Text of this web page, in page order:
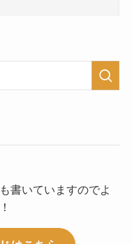
書いていますのでよ